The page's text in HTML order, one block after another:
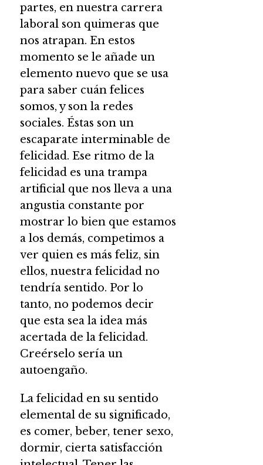
partes, en nuestra carrera
laboral son quimeras que
nos atrapan. En estos
momento se le añade un
elemento nuevo que se usa
para saber cuán felices
somos, y son la redes
sociales. Éstas son un
escaparate interminable de
felicidad. Ese ritmo de la
felicidad es una trampa
artificial que nos lleva a una
angustia constante por
mostrar lo bien que estamos
a los demás, competimos a
ver quien es más feliz, sin
ellos, nuestra felicidad no
tendría sentido. Por lo
tanto, no podemos decir
que esta sea la idea más
acertada de la felicidad.
Creérselo sería un
autoengaño.
La felicidad en su sentido
elemental de su significado,
es comer, beber, tener sexo,
dormir, cierta satisfacción